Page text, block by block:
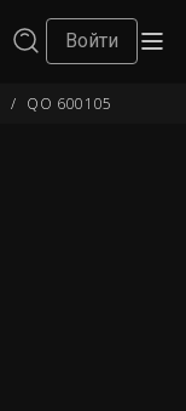
Войти
/ QO 600105